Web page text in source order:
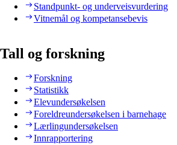
Standpunkt- og underveisvurdering
Vitnemål og kompetansebevis
Tall og forskning
Forskning
Statistikk
Elevundersøkelsen
Foreldreundersøkelsen i barnehage
Lærlingundersøkelsen
Innrapportering